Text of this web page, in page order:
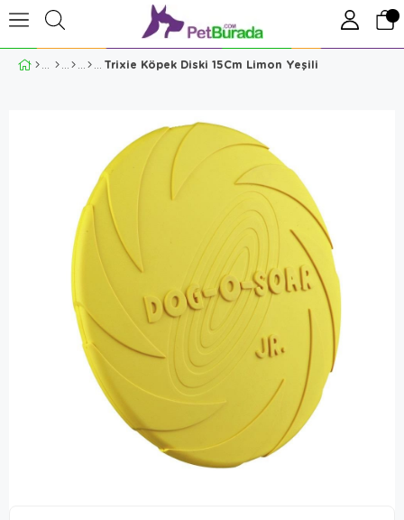
Trixie Köpek Diski 15Cm Limon Yeşili